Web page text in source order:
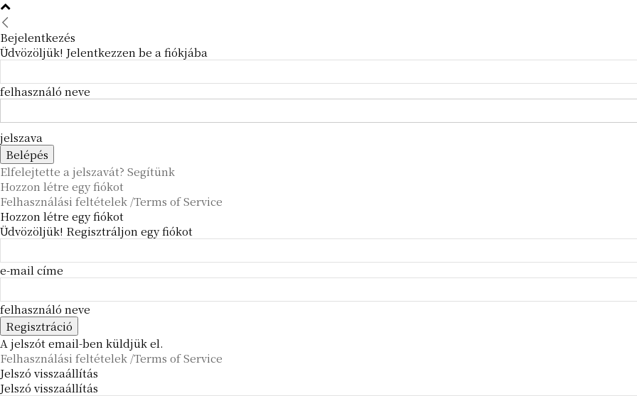
Bejelentkezés
Üdvözöljük! Jelentkezzen be a fiókjába
felhasználó neve
jelszava
Elfelejtette a jelszavát? Segítünk
Hozzon létre egy fiókot
Felhasználási feltételek /Terms of Service
Hozzon létre egy fiókot
Üdvözöljük! Regisztráljon egy fiókot
e-mail címe
felhasználó neve
A jelszót email-ben küldjük el.
Felhasználási feltételek /Terms of Service
Jelszó visszaállítás
Jelszó visszaállítás